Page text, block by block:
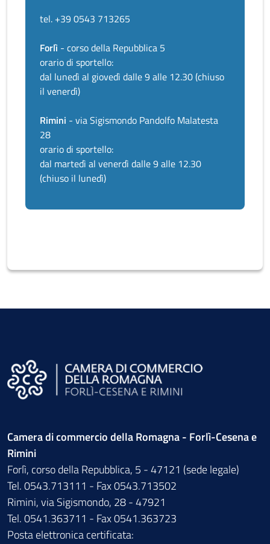
tel. +39 0543 713265
Forlì - corso della Repubblica 5
orario di sportello:
dal lunedì al giovedì dalle 9 alle 12.30 (chiuso
il venerdì)
Rimini - via Sigismondo Pandolfo Malatesta
28
orario di sportello:
dal martedì al venerdì dalle 9 alle 12.30
(chiuso il lunedì)
Camera di commercio della Romagna - Forlì-Cesena e
Rimini
Forlì, corso della Repubblica, 5 - 47121 (sede legale)
Tel. 0543.713111 - Fax 0543.713502
Rimini, via Sigismondo, 28 - 47921
Tel. 0541.363711 - Fax 0541.363723
Posta elettronica certificata: